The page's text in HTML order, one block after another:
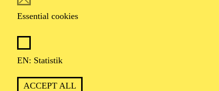
Essential cookies
EN: Statistik
ACCEPT ALL
19:30 - 21:30
BLICK AUF DEN IRAN –
STIMMEN ZUR AKTUELLEN
LAGE